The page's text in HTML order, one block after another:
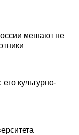
мешают не
культурно-